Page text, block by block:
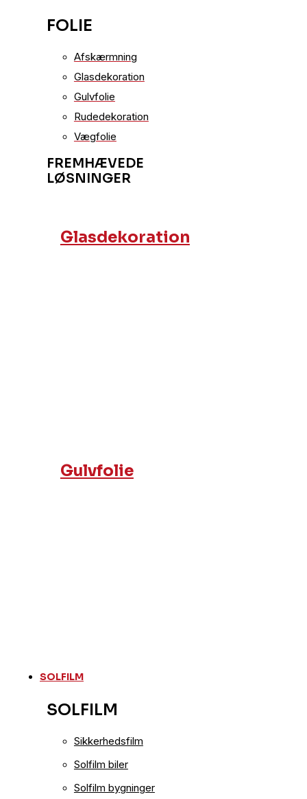
FOLIE
Afskærmning
Glasdekoration
Gulvfolie
Rudedekoration
Vægfolie
FREMHÆVEDE
LØSNINGER
Glasdekoration
Gulvfolie
SOLFILM
SOLFILM
Sikkerhedsfilm
Solfilm biler
Solfilm bygninger